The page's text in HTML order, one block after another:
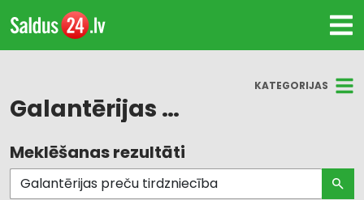
KATEGORIJAS
Galantērijas preču tirdzniecība
Visas nozares
Audumu un aizkaru tirdzniecība
Meklēšanas rezultāti